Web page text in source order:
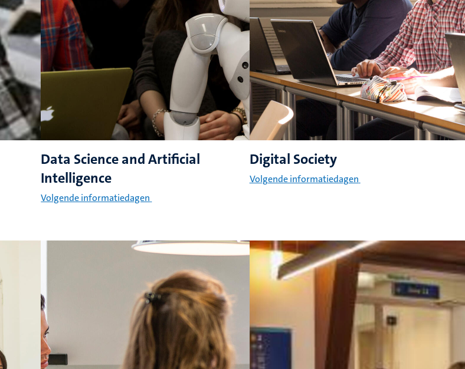
Data Science and Artificial
Intelligence
Volgende informatiedagen
Digital Society
Volgende informatiedagen